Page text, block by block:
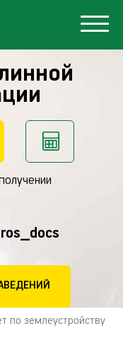
по землеустройству